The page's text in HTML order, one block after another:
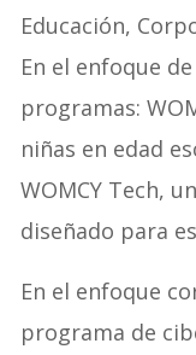
Educación,
En el enfoque
programas:
niñas en edad
WOMCY Tech,
diseñado para
En el enfoque
programa de